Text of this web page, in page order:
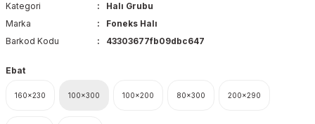
Kategori
Halı Grubu
Marka
Foneks Halı
Barkod Kodu
43303677fb09dbc647
Ebat
160x230 100x300 100x200 80x300 200x290